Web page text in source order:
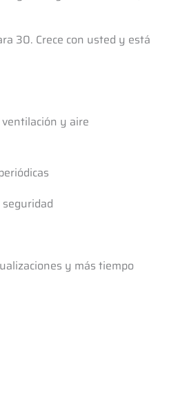
30. Crece con usted y está
y aire
y más tiempo